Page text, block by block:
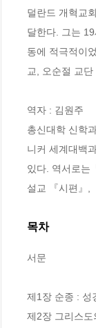
덜란드 개혁교
달한다. 그는
동에 적극적이
교, 오순절 교
역자 : 김원주
총신대학 신학
니커 세계대백
있다. 역서로는
설교 『시편』,
목차
서문
제1장 순종 : 성
제2장 그리스도